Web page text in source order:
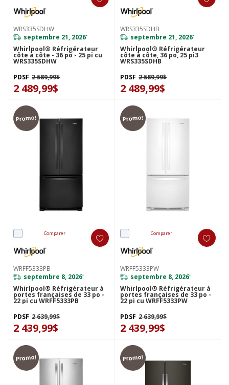
WRS335SDHW
septembre 21, 2026*
Whirlpool® Réfrigérateur
côte à côte - 36 po - 25 pi cu
WRS335SDHW
PDSF 2 589,99$
2 489,99$
WRS335SDHB
septembre 21, 2026*
Whirlpool® Réfrigérateur
côte à côte, 36 po, 25 pi3
WRS335SDHB
PDSF 2 589,99$
2 489,99$
Promo!
Comparer
WRFF5333PB
septembre 8, 2026*
Whirlpool® Réfrigérateur à
portes françaises de 33 po -
22 pi cu WRFF5333PB
PDSF 2 639,99$
2 439,99$
Promo!
Comparer
WRFF5333PW
septembre 8, 2026*
Whirlpool® Réfrigérateur à
portes françaises de 33 po -
22 pi cu WRFF5333PW
PDSF 2 639,99$
2 439,99$
Promo! Promo!